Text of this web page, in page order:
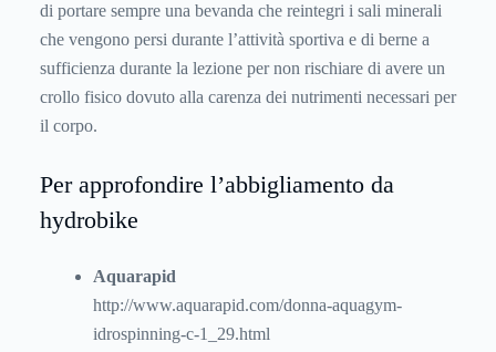
di portare sempre una bevanda che reintegri i sali minerali
che vengono persi durante l’attività sportiva e di berne a
sufficienza durante la lezione per non rischiare di avere un
crollo fisico dovuto alla carenza dei nutrimenti necessari per
il corpo.
Per approfondire l’abbigliamento da
hydrobike
Aquarapid
http://www.aquarapid.com/donna-aquagym-
idrospinning-c-1_29.html